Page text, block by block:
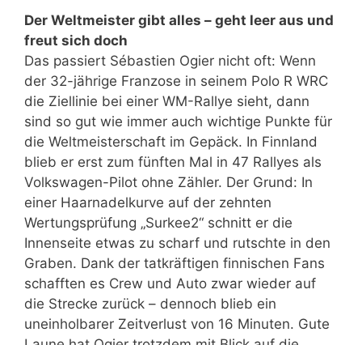
Der Weltmeister gibt alles – geht leer aus und
freut sich doch
Das passiert Sébastien Ogier nicht oft: Wenn
der 32-jährige Franzose in seinem Polo R WRC
die Ziellinie bei einer WM-Rallye sieht, dann
sind so gut wie immer auch wichtige Punkte für
die Weltmeisterschaft im Gepäck. In Finnland
blieb er erst zum fünften Mal in 47 Rallyes als
Volkswagen-Pilot ohne Zähler. Der Grund: In
einer Haarnadelkurve auf der zehnten
Wertungsprüfung „Surkee2“ schnitt er die
Innenseite etwas zu scharf und rutschte in den
Graben. Dank der tatkräftigen finnischen Fans
schafften es Crew und Auto zwar wieder auf
die Strecke zurück – dennoch blieb ein
uneinholbarer Zeitverlust von 16 Minuten. Gute